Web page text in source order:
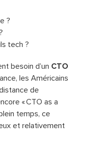
?
tech ?
besoin d’un CTO
les Américains
de
« CTO as a
temps, ce
et relativement